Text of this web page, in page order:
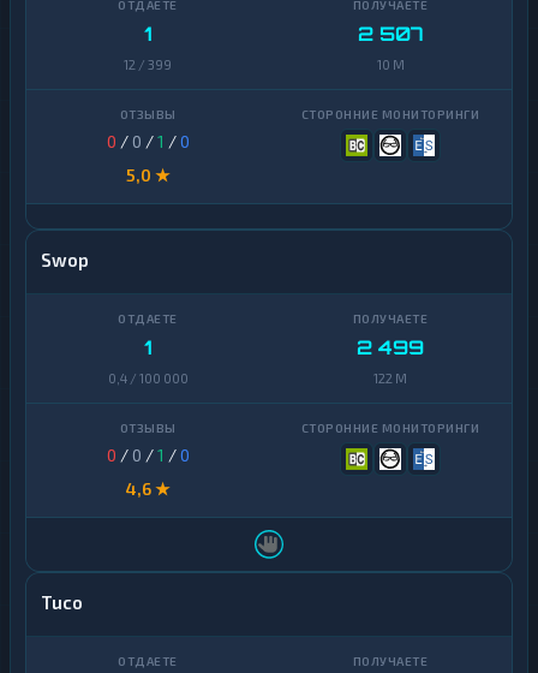
1
12 / 399
2 507
10 M
0 / 0 /1 /0
5,0 ★
Swop
1
0,4 / 100 000
2 499
122 M
0 / 0 /1 /0
4,6 ★
Tuco